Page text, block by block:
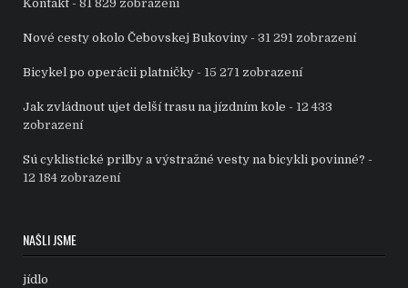
Kontakt - 81 829 zobrazení
Nové cesty okolo Čebovskej Bukoviny - 31 291 zobrazení
Bicykel po operácii platničky - 15 271 zobrazení
Jak zvládnout ujet delší trasu na jízdním kole - 12 433
zobrazení
Sú cyklistické prilby a výstražné vesty na bicykli povinné? -
12 184 zobrazení
NAŠLI JSME
jídlo